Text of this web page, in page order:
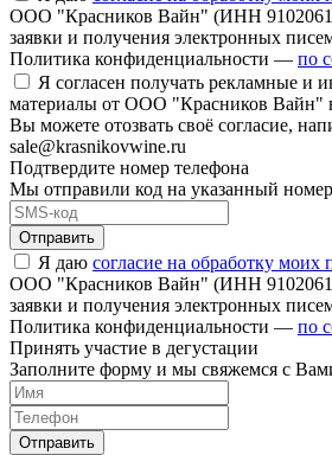
ООО "Красников Вайн" (ИНН
заявки и получения электронных
Политика конфиденциальности — по
Я согласен получать рекламные и
материалы от ООО "Красников Вайн"
Вы можете отозвать своё согласие,
sale@krasnikovwine.ru
Подтвердите номер телефона
Мы отправили код на указанный
Отправить
Я даю согласие на обработку
ООО "Красников Вайн" (ИНН
заявки и получения электронных
Политика конфиденциальности — по
Принять участие в дегустации
Заполните форму и мы свяжемся с
Отправить